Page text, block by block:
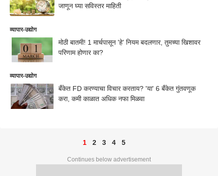
जाणून घ्या सविस्तर माहिती
व्यापार-उद्योग
मोठी बातमी! 1 मार्चपासून 'हे' नियम बदलणार, तुमच्या खिशावर
परिणाम होणार का?
व्यापार-उद्योग
बँकेत FD करण्याचा विचार करताय? 'या' 6 बँकेत गुंतवणूक
करा, कमी काळात अधिक नफा मिळवा
1 2 3 4 5
Continues below advertisement